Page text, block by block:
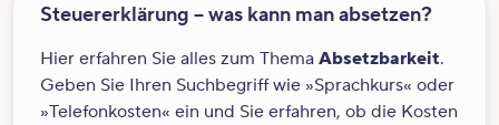
Steuererklärung – was kann man absetzen?
Hier erfahren Sie alles zum Thema Absetzbarkeit.
Geben Sie Ihren Suchbegriff wie »Sprachkurs« oder
»Telefonkosten« ein und Sie erfahren, ob die Kosten